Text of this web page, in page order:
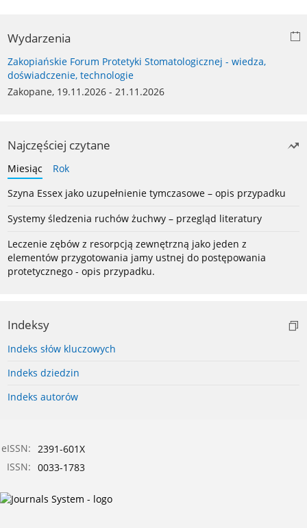
Wydarzenia
Zakopiańskie Forum Protetyki Stomatologicznej - wiedza,
doświadczenie, technologie
Zakopane, 19.11.2026 - 21.11.2026
Najczęściej czytane
Miesiąc
Rok
Szyna Essex jako uzupełnienie tymczasowe – opis przypadku
Systemy śledzenia ruchów żuchwy – przegląd literatury
Leczenie zębów z resorpcją zewnętrzną jako jeden z
elementów przygotowania jamy ustnej do postępowania
protetycznego - opis przypadku.
Indeksy
Indeks słów kluczowych
Indeks dziedzin
Indeks autorów
eISSN: 2391-601X
ISSN: 0033-1783